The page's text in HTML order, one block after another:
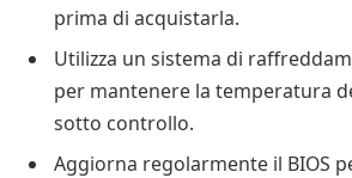
prima di acquistarla.
Utilizza un sistema di
per mantenere la temperatura
sotto controllo.
Aggiorna regolarmente il BIOS